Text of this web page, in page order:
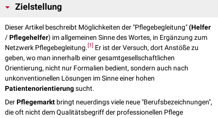
Zielstellung
Dieser Artikel beschreibt Möglichkeiten der "Pflegebegleitung"(Helfer
/Pflegehelfer) im allgemeinen Sinne des Wortes, in Ergänzung zum
Netzwerk Pflegebegleitung. 1
Er ist der Versuch, dort Anstöße zu
geben, wo man innerhalb einer gesamtgesellschaftlichen
Orientierung, nicht nur Formalien bedient, sondern auch nach
unkonventionellen Lösungen im Sinne einer hohen
Patientenorientierungsucht.
DerPflegemarkt bringt neuerdings viele neue "Berufsbezeichnungen",
die oft nicht dem Qualitätsbegriff der professionellen Pflege